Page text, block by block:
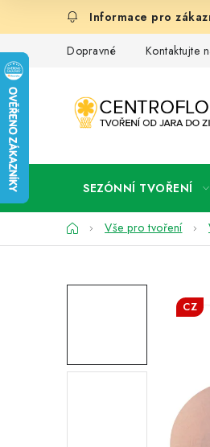
Dopravné Kontaktujte
SEZÓNNÍ TVOŘENÍ
DomůVše pro tvoření
CZ